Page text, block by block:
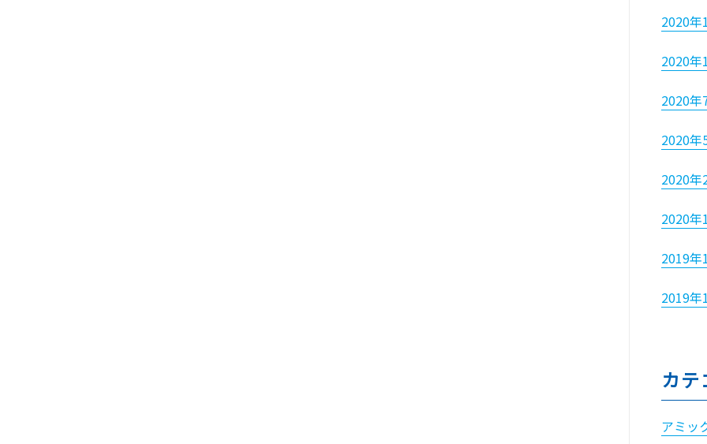
2020年
2020年
2020年
2020年
2020年
2020年
2019年
2019年
カテ
アミッ